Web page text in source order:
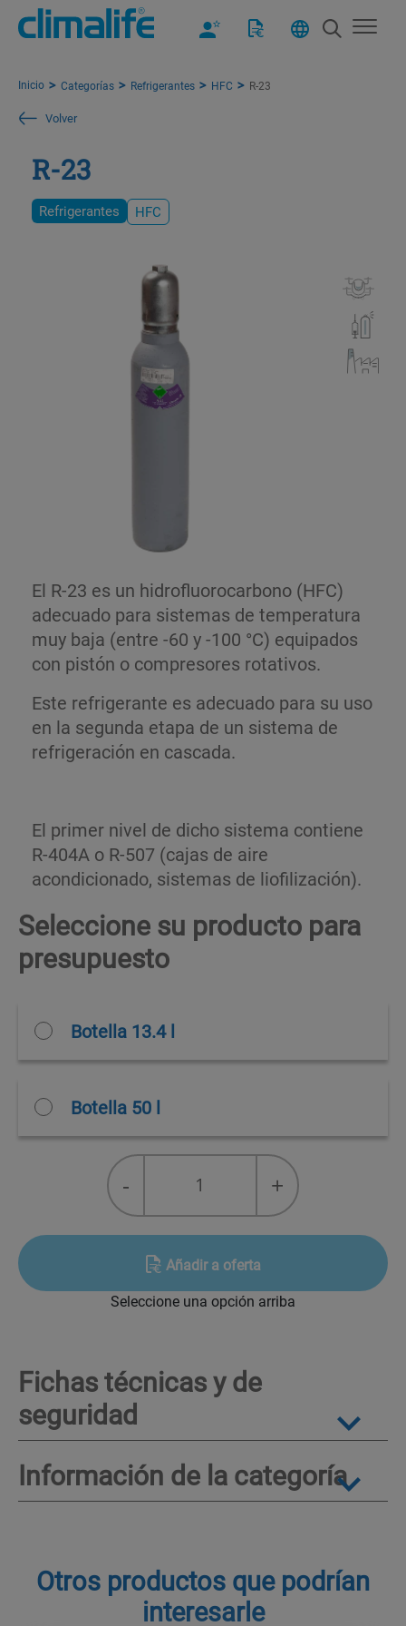
Inicio Categorías Refrigerantes HFC R-23
Volver
R-23
Refrigerantes HFC
El R-23 es un hidrofluorocarbono (HFC)
adecuado para sistemas de temperatura
muy baja (entre -60 y -100 °C) equipados
con pistón o compresores rotativos.
Este refrigerante es adecuado para su uso
en la segunda etapa de un sistema de
refrigeración en cascada.
El primer nivel de dicho sistema contiene
R-404A o R-507 (cajas de aire
acondicionado, sistemas de liofilización).
Seleccione su producto para
presupuesto
Botella 13.4 l
Botella 50 l
- +
Añadir a oferta
Seleccione una opción arriba
Fichas técnicas y de
seguridad
Información de la categoría
Otros productos que podrían
interesarle